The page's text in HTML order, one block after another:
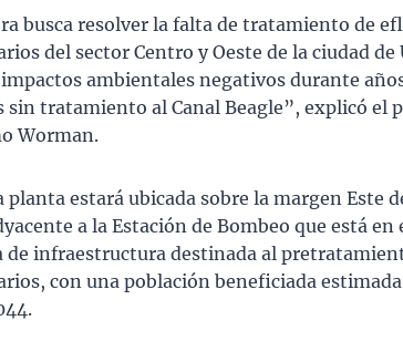
busca resolver la falta de tratamiento de
del sector Centro y Oeste de la ciudad
impactos ambientales negativos durante
sin tratamiento al Canal Beagle”, explicó el
Worman.
planta estará ubicada sobre la margen Este
a la Estación de Bombeo que está en
de infraestructura destinada al
con una población beneficiada